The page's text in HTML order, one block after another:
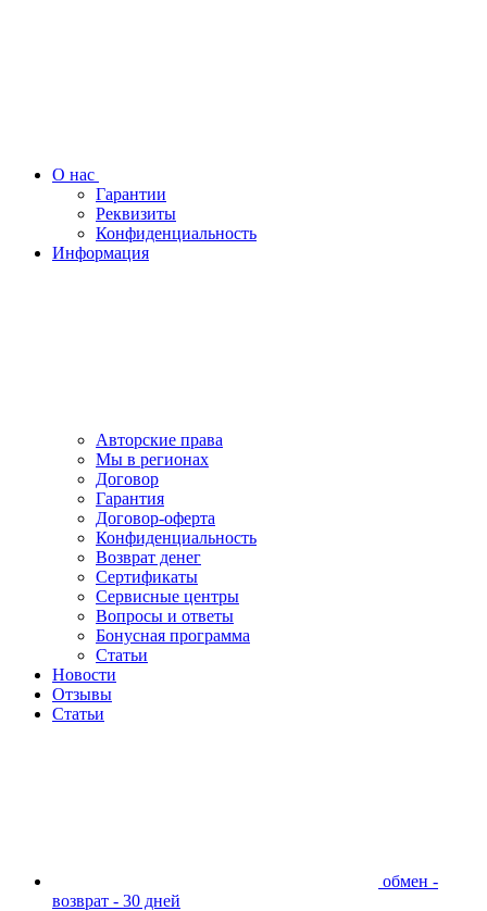
О нас
Гарантии
Реквизиты
Конфиденциальность
Информация
Авторские права
Мы в регионах
Договор
Гарантия
Договор-оферта
Конфиденциальность
Возврат денег
Сертификаты
Сервисные центры
Вопросы и ответы
Бонусная программа
Статьи
Новости
Отзывы
Статьи
обмен -
возврат - 30 дней